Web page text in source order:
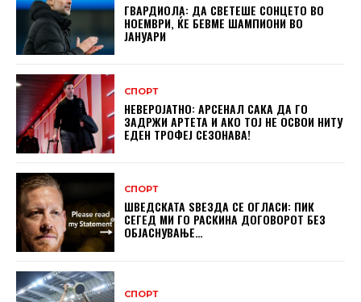
ГВАРДИОЛА: ДА СВЕТЕШЕ СОНЦЕТО ВО
НОЕМВРИ, ЌЕ БЕВМЕ ШАМПИОНИ ВО
ЈАНУАРИ
СПОРТ
НЕВЕРОЈАТНО: АРСЕНАЛ САКА ДА ГО
ЗАДРЖИ АРТЕТА И АКО ТОЈ НЕ ОСВОИ НИТУ
ЕДЕН ТРОФЕЈ СЕЗОНАВА!
СПОРТ
ШВЕДСКАТА ЅВЕЗДА СЕ ОГЛАСИ: ПИК
СЕГЕД МИ ГО РАСКИНА ДОГОВОРОТ БЕЗ
ОБЈАСНУВАЊЕ…
СПОРТ